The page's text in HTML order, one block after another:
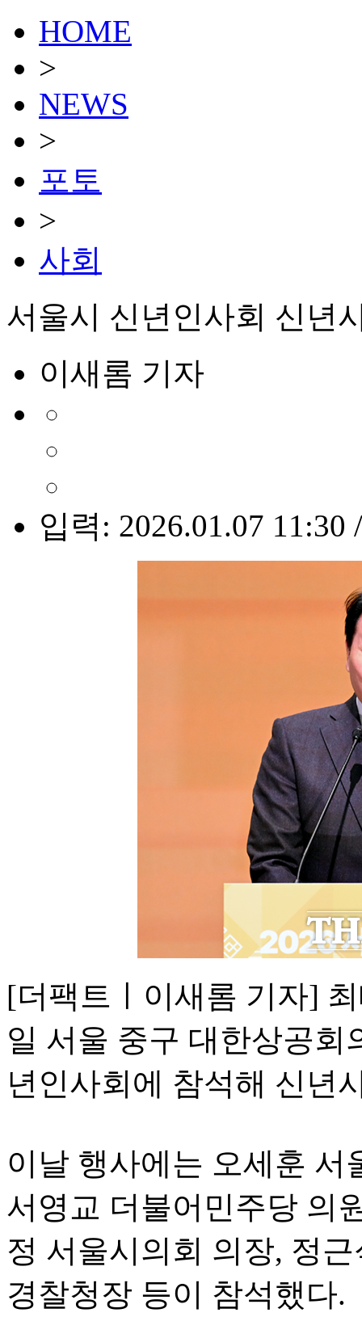
HOME
>
NEWS
>
포토
>
사회
서울시 신년인사회 신년
이새롬 기자
입력: 2026.01.07 11:30
[더팩트ㅣ이새롬 기자]
일 서울 중구 대한상공회
년인사회에 참석해 신년
이날 행사에는 오세훈 서
서영교 더불어민주당 의
정 서울시의회 의장, 정
경찰청장 등이 참석했다.